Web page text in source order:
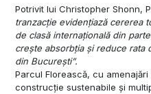
Potrivit lui Christopher Shonn,
tranzacție evidențiază cererea
de clasă internațională din
crește absorbția și reduce rata
din București”.
Parcul Florească, cu
construcție sustenabile și